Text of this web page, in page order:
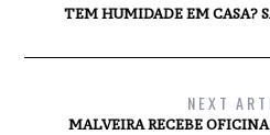
TEM HUMIDADE EM CASA?
NEXT
MALVEIRA RECEBE